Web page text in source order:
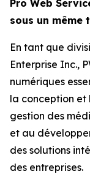
Pro Web
sous un même
En tant que
Enterprise Inc.,
numériques
la conception et
gestion des
et au
des solutions
des entreprises.